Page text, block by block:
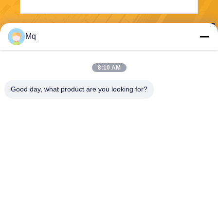
Senden Sie
Mq
8:10 AM
Good day, what product are you looking for?